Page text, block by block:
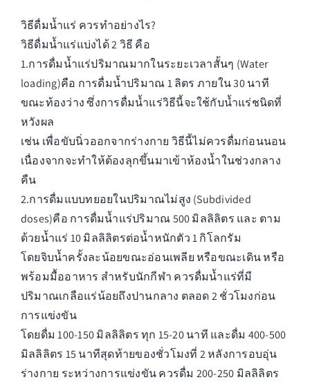
วิธีดื่มน้ำแร่ ควรทำอย่างไร?
วิธีดื่มน้ำแร่แบ่งได้ 2 วิธี คือ
1.การดื่มน้ำแร่ปริมาณมากในระยะเวลาสั้นๆ (Water
loading)คือ การดื่มน้ำปริมาณ 1 ลิตร ภายใน 30 นาที
ขณะท้องว่าง ซึ่งการดื่มน้ำแร่วิธีนี้จะใช้กับน้ำแร่ชนิดที่
หวังผล
เช่น เพื่อขับนิ่วออกจากร่างกาย วิธีนี้ไม่ควรดื่มก่อนนอน
เนื่องจากจะทำให้ต้องลุกขึ้นมาเข้าห้องน้ำในช่วงกลาง
คืน
2.การดื่มแบบทยอยในปริมาณไม่สูง (Subdivided
doses)คือ การดื่มน้ำแร่ปริมาณ 500 มิลลิลิตร และ ตาม
ด้วยน้ำแร่ 10 มิลลิลิตรต่อน้ำหนักตัว 1 กิโลกรัม
โดยจิบน้ำครั้งละน้อยขณะอ่อนเพลีย หรือขณะเดิน หรือ
พร้อมมื้ออาหาร สำหรับนักกีฬา ควรดื่มน้ำแร่ที่มี
ปริมาณเกลือแร่น้อยถึงปานกลาง ตลอด 2 ชั่วโมงก่อน
การแข่งขัน
โดยดื่ม 100-150 มิลลิลิตร ทุก 15-20 นาที และดื่ม 400-500
มิลลิลิตร 15 นาทีสุดท้ายของชั่วโมงที่ 2 หลังการอบอุ่น
ร่างกาย ระหว่างการแข่งขัน ควรดื่ม 200-250 มิลลิลิตร